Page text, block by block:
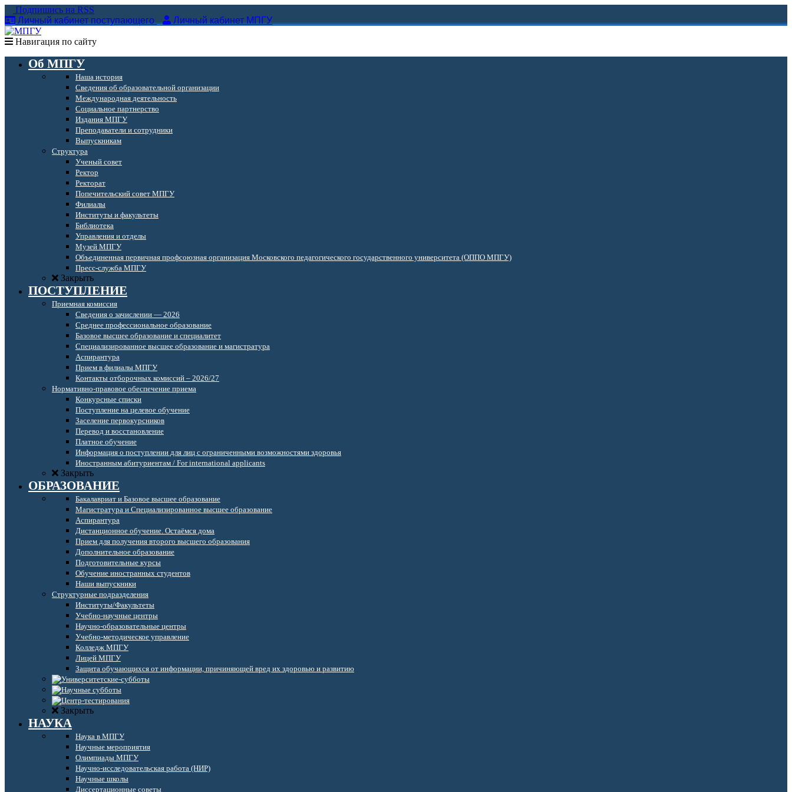
Подпишись на RSS
Личный кабинет поступающего
Личный кабинет МПГУ
Навигация по сайту
Об МПГУ
Наша история
Сведения об образовательной организации
Международная деятельность
Социальное партнерство
Издания МПГУ
Преподаватели и сотрудники
Выпускникам
Структура
Ученый совет
Ректор
Ректорат
Попечительский совет МПГУ
Филиалы
Институты и факультеты
Библиотека
Управления и отделы
Музей МПГУ
Объединенная первичная профсоюзная организация Московского педагогического государственного университета (ОППО МПГУ)
Пресс-служба МПГУ
Закрыть
ПОСТУПЛЕНИЕ
Приемная комиссия
Сведения о зачислении — 2026
Среднее профессиональное образование
Базовое высшее образование и специалитет
Специализированное высшее образование и магистратура
Аспирантура
Прием в филиалы МПГУ
Контакты отборочных комиссий – 2026/27
Нормативно-правовое обеспечение приема
Конкурсные списки
Поступление на целевое обучение
Заселение первокурсников
Перевод и восстановление
Платное обучение
Информация о поступлении для лиц с ограниченными возможностями здоровья
Иностранным абитуриентам / For international applicants
Закрыть
ОБРАЗОВАНИЕ
Бакалавриат и Базовое высшее образование
Магистратура и Специализированное высшее образование
Аспирантура
Дистанционное обучение. Остаёмся дома
Прием для получения второго высшего образования
Дополнительное образование
Подготовительные курсы
Обучение иностранных студентов
Наши выпускники
Структурные подразделения
Институты/Факультеты
Учебно-научные центры
Научно-образовательные центры
Учебно-методическое управление
Колледж МПГУ
Лицей МПГУ
Защита обучающихся от информации, причиняющей вред их здоровью и развитию
Закрыть
НАУКА
Наука в МПГУ
Научные мероприятия
Олимпиады МПГУ
Научно-исследовательская работа (НИР)
Научные школы
Диссертационные советы